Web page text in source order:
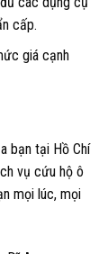
cấp.
giá cạnh
bạn tại Hồ Chí
vụ cứu hộ ô
mọi lúc, mọi